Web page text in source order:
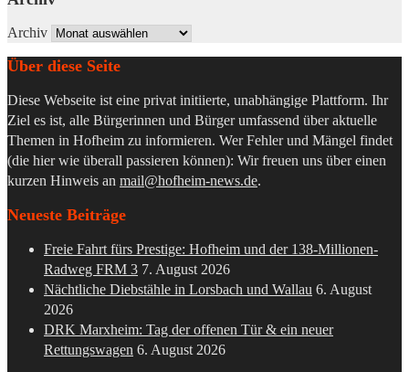
Archiv
Über diese Seite
Diese Webseite ist eine privat initiierte, unabhängige Plattform. Ihr
Ziel es ist, alle Bürgerinnen und Bürger umfassend über aktuelle
Themen in Hofheim zu informieren. Wer Fehler und Mängel findet
(die hier wie überall passieren können): Wir freuen uns über einen
kurzen Hinweis an mail@hofheim-news.de.
Neueste Beiträge
Freie Fahrt fürs Prestige: Hofheim und der 138-Millionen-
Radweg FRM 3 7. August 2026
Nächtliche Diebstähle in Lorsbach und Wallau 6. August
2026
DRK Marxheim: Tag der offenen Tür & ein neuer
Rettungswagen 6. August 2026